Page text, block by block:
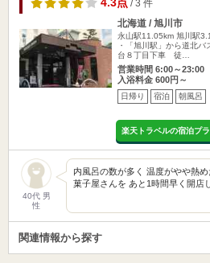
4.3点/ 3 件
北海道 / 旭川市
永山駅11.05km 旭川駅
・「旭川駅」から道北
台８丁目下車 徒…
営業時間 6:00～23:00
入浴料金 600円～
日帰り 宿泊 朝風呂
楽天トラベルの宿泊プ
40代 男
性
内風呂の数が多く 温度がやや熱
菓子屋さんを あと1時間早く開店
関連情報から探す